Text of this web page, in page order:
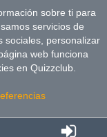
sobre ti para
servicios de
sociales, personalizar
web funciona
en Quizzclub.